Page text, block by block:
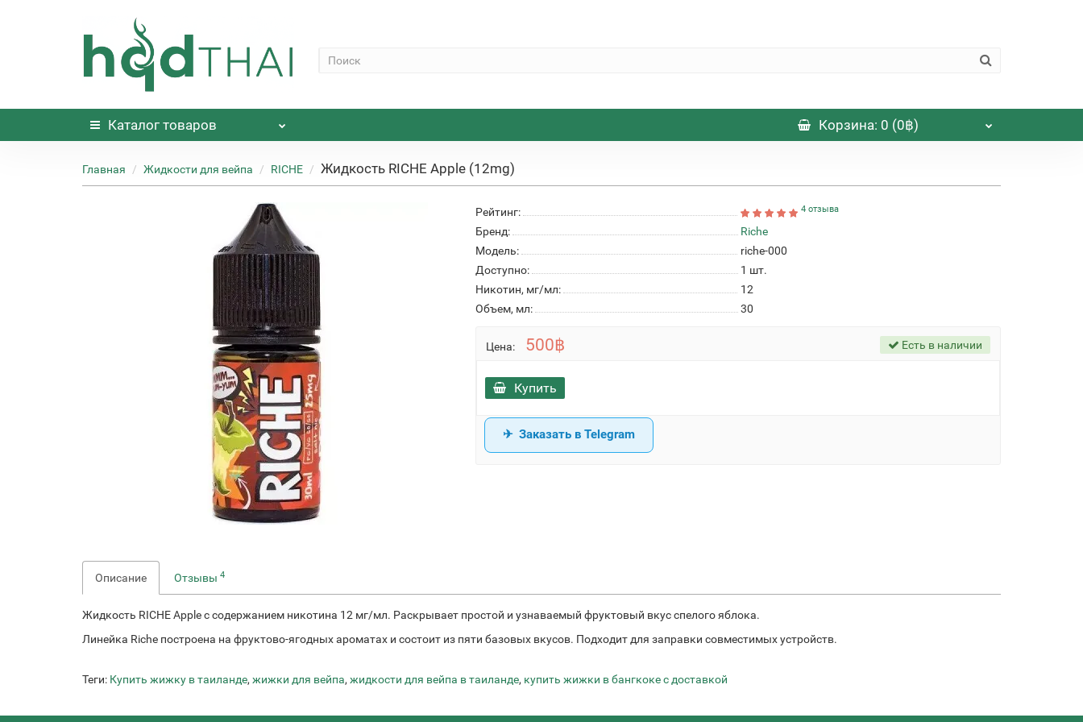
Каталог товаров Корзина: 0 (0฿)
Главная Жидкости для вейпа RICHE Жидкость RICHE Apple (12mg)
Рейтинг: 4 отзыва
Бренд:
Riche
Модель:
riche-000
Доступно:
1 шт.
Никотин, мг/мл:
12
Объем, мл:
30
Цена: 500฿ Есть в наличии
Купить
Заказать в Telegram
Описание Отзывы 4
Жидкость RICHE Apple с содержанием никотина 12 мг/мл. Раскрывает простой и узнаваемый фруктовый вкус спелого яблока.
Линейка Riche построена на фруктово-ягодных ароматах и состоит из пяти базовых вкусов. Подходит для заправки совместимых устройств.
Теги: Купить жижку в таиланде, жижки для вейпа, жидкости для вейпа в таиланде, купить жижки в бангкоке с доставкой